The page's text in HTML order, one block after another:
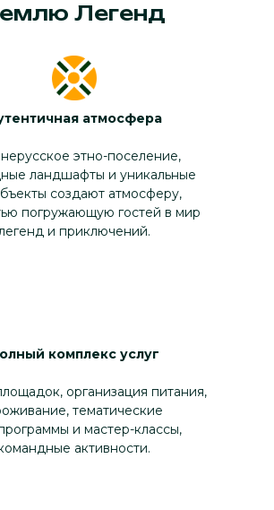
атмосфера
этно-поселение,
ландшафты и уникальные
создают атмосферу,
погружающую гостей в мир
и приключений.
комплекс услуг
организация питания,
тематические
и мастер-классы,
активности.
Легенд